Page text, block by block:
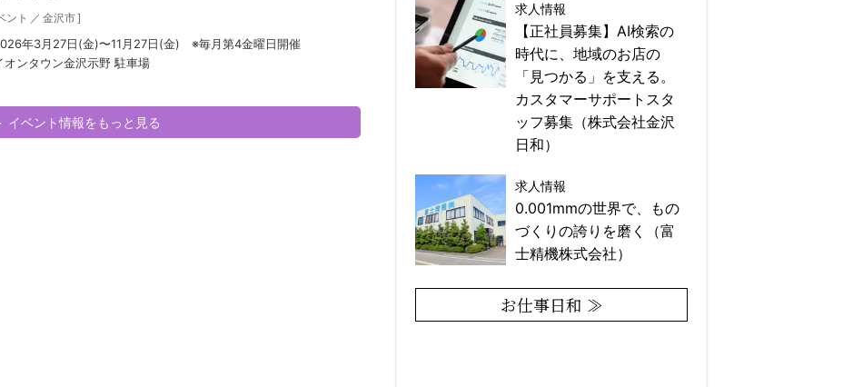
ント ／ 金沢市]
年3月27日(金)〜11月27日(金) ※毎月第4金曜日開催
オンタウン金沢示野 駐車場
イベント情報をもっと見る
求人情報
【正社員募集】AI検索の
時代に、地域のお店の
「見つかる」を支える。
カスタマーサポートスタ
ッフ募集（株式会社金沢
日和）
求人情報
0.001mmの世界で、もの
づくりの誇りを磨く（富
士精機株式会社）
お仕事日和 ≫